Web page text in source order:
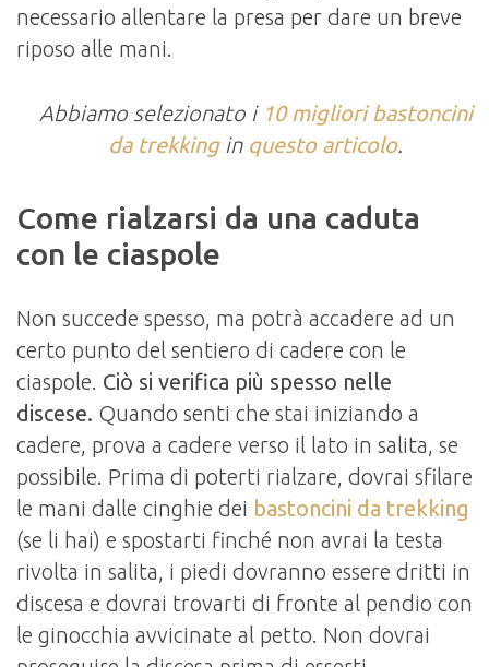
necessario allentare la presa per dare un breve
riposo alle mani.
Abbiamo selezionato i 10 migliori bastoncini
da trekkingin questo articolo.
Come rialzarsi da una caduta
con le ciaspole
Non succede spesso, ma potrà accadere ad un
certo punto del sentiero di cadere con le
ciaspole. Ciò si verifica più spesso nelle
discese. Quando senti che stai iniziando a
cadere, prova a cadere verso il lato in salita, se
possibile. Prima di poterti rialzare, dovrai sfilare
le mani dalle cinghie dei bastoncini da trekking
(se li hai) e spostarti finché non avrai la testa
rivolta in salita, i piedi dovranno essere dritti in
discesa e dovrai trovarti di fronte al pendio con
le ginocchia avvicinate al petto. Non dovrai